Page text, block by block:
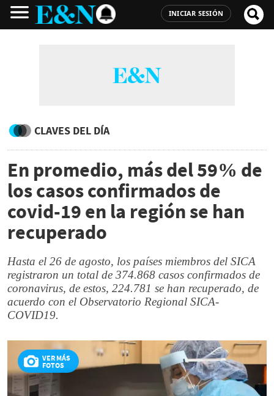
INICIAR SESIÓN
CLAVES DEL DÍA
En promedio, más del 59% de
los casos confirmados de
covid-19 en la región se han
recuperado
Hasta el 26 de agosto, los países miembros del SICA
registraron un total de 374.868 casos confirmados de
coronavirus, de estos, 224.781 se han recuperado, de
acuerdo con el Observatorio Regional SICA-
COVID19.
VER MÁS
FOTOS